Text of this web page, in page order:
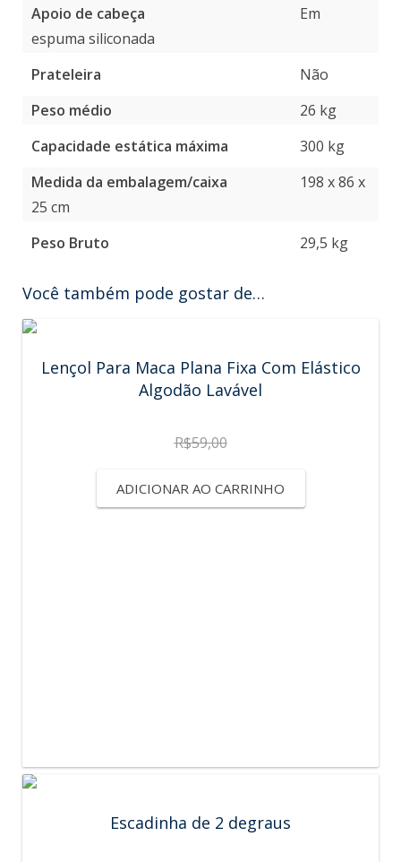
Apoio de cabeça
Em
espuma siliconada
Prateleira
Não
Peso médio
26 kg
Capacidade estática máxima
300 kg
Medida da embalagem/caixa
198 x 86 x
25 cm
Peso Bruto
29,5 kg
Você também pode gostar de…
Lençol Para Maca Plana Fixa Com Elástico
Algodão Lavável
R$59,00
ADICIONAR AO CARRINHO
Escadinha de 2 degraus